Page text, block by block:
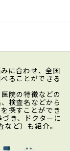
に合わせ、全国
ることができる
院の特徴などの
検査名などから
探すことができ
き、ドクターに
ど）も紹介。